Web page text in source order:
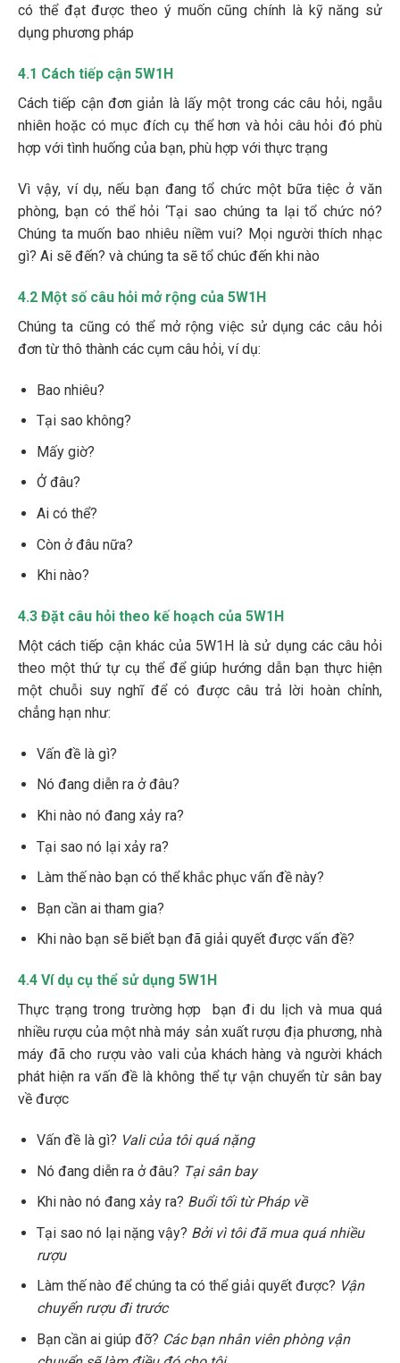
có thể đạt được theo ý muốn cũng chính là kỹ năng sử
dụng phương pháp
4.1 Cách tiếp cận 5W1H
Cách tiếp cận đơn giản là lấy một trong các câu hỏi, ngẫu
nhiên hoặc có mục đích cụ thể hơn và hỏi câu hỏi đó phù
hợp với tình huống của bạn, phù hợp với thực trạng
Vì vậy, ví dụ, nếu bạn đang tổ chức một bữa tiệc ở văn
phòng, bạn có thể hỏi ‘Tại sao chúng ta lại tổ chức nó?
Chúng ta muốn bao nhiêu niềm vui? Mọi người thích nhạc
gì? Ai sẽ đến? và chúng ta sẽ tổ chúc đến khi nào
4.2 Một số câu hỏi mở rộng của 5W1H
Chúng ta cũng có thể mở rộng việc sử dụng các câu hỏi
đơn từ thô thành các cụm câu hỏi, ví dụ:
Bao nhiêu?
Tại sao không?
Mấy giờ?
Ở đâu?
Ai có thể?
Còn ở đâu nữa?
Khi nào?
4.3 Đặt câu hỏi theo kế hoạch của 5W1H
Một cách tiếp cận khác của 5W1H là sử dụng các câu hỏi
theo một thứ tự cụ thể để giúp hướng dẫn bạn thực hiện
một chuỗi suy nghĩ để có được câu trả lời hoàn chỉnh,
chẳng hạn như:
Vấn đề là gì?
Nó đang diễn ra ở đâu?
Khi nào nó đang xảy ra?
Tại sao nó lại xảy ra?
Làm thế nào bạn có thể khắc phục vấn đề này?
Bạn cần ai tham gia?
Khi nào bạn sẽ biết bạn đã giải quyết được vấn đề?
4.4 Ví dụ cụ thể sử dụng 5W1H
Thực trạng trong trường hợp bạn đi du lịch và mua quá
nhiều rượu của một nhà máy sản xuất rượu địa phương, nhà
máy đã cho rượu vào vali của khách hàng và người khách
phát hiện ra vấn đề là không thể tự vận chuyển từ sân bay
về được
Vấn đề là gì? Vali của tôi quá nặng
Nó đang diễn ra ở đâu? Tại sân bay
Khi nào nó đang xảy ra? Buổi tối từ Pháp về
Tại sao nó lại nặng vậy? Bởi vì tôi đã mua quá nhiều
rượu
Làm thế nào để chúng ta có thể giải quyết được? Vận
chuyển rượu đi trước
Bạn cần ai giúp đỡ? Các bạn nhân viên phòng vận